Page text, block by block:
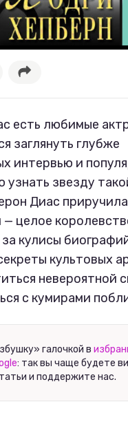
есть любимые
заглянуть глубже
интервью и
узнать звезду
Диас
— целое
кулисы
культовых
невероятной
с кумирами
галочкой в
: так вы чаще будете
и поддержите нас.